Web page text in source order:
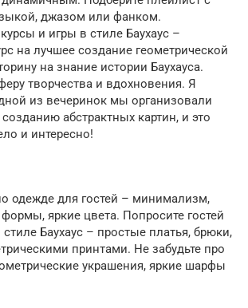
джазом или фанком.
и игры в стиле Баухаус –
на лучшее создание геометрической
на знание истории Баухауса.
творчества и вдохновения. Я
из вечеринок мы организовали
абстрактных картин, и это
и интересно!
одежде для гостей – минимализм,
яркие цвета. Попросите гостей
Баухаус – простые платья, брюки,
принтами. Не забудьте про
украшения, яркие шарфы